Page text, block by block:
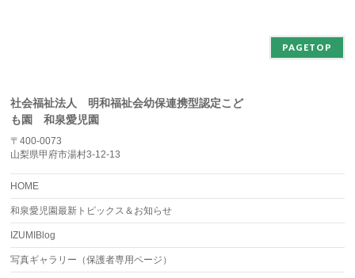
PAGETOP
社会福祉法人 明和福祉会幼保連携型認定こど
も園 和泉愛児園
〒400-0073
山梨県甲府市湯村3-12-13
HOME
和泉愛児園最新トピックス＆お知らせ
IZUMIBlog
写真ギャラリー（保護者専用ページ）